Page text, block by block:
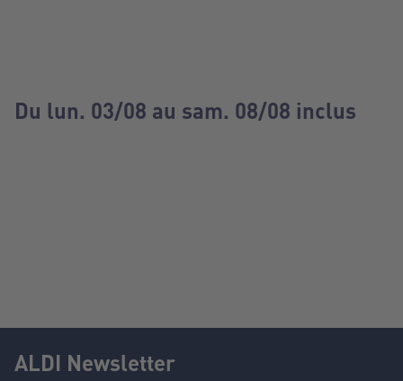
Du lun. 03/08 au sam. 08/08 inclus
ALDI Newsletter